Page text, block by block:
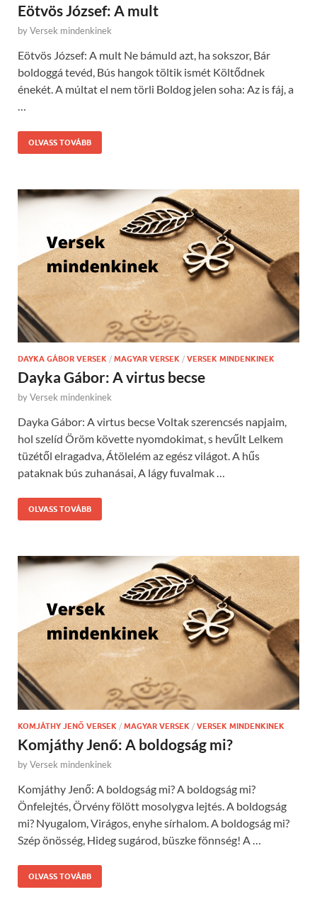
Eötvös József: A mult
byVersek mindenkinek
Eötvös József: A mult Ne bámuld azt, ha sokszor, Bár
boldoggá tevéd, Bús hangok töltik ismét Költődnek
énekét. A múltat el nem törli Boldog jelen soha: Az is fáj, a
…
OLVASS TOVÁBB
DAYKA GÁBOR VERSEK / MAGYAR VERSEK / VERSEK MINDENKINEK
Dayka Gábor: A virtus becse
byVersek mindenkinek
Dayka Gábor: A virtus becse Voltak szerencsés napjaim,
hol szelíd Öröm követte nyomdokimat, s hevűlt Lelkem
tüzétől elragadva, Átölelém az egész világot. A hűs
pataknak bús zuhanásai, A lágy fuvalmak …
OLVASS TOVÁBB
KOMJÁTHY JENŐ VERSEK / MAGYAR VERSEK / VERSEK MINDENKINEK
Komjáthy Jenő: A boldogság mi?
byVersek mindenkinek
Komjáthy Jenő: A boldogság mi? A boldogság mi?
Önfelejtés, Örvény fölött mosolygva lejtés. A boldogság
mi? Nyugalom, Virágos, enyhe sírhalom. A boldogság mi?
Szép önösség, Hideg sugárod, büszke fönnség! A …
OLVASS TOVÁBB